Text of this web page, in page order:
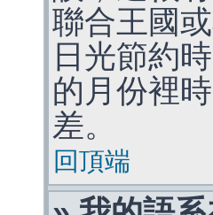
聯合王國
日光節約
的月份裡
差。
回頂端